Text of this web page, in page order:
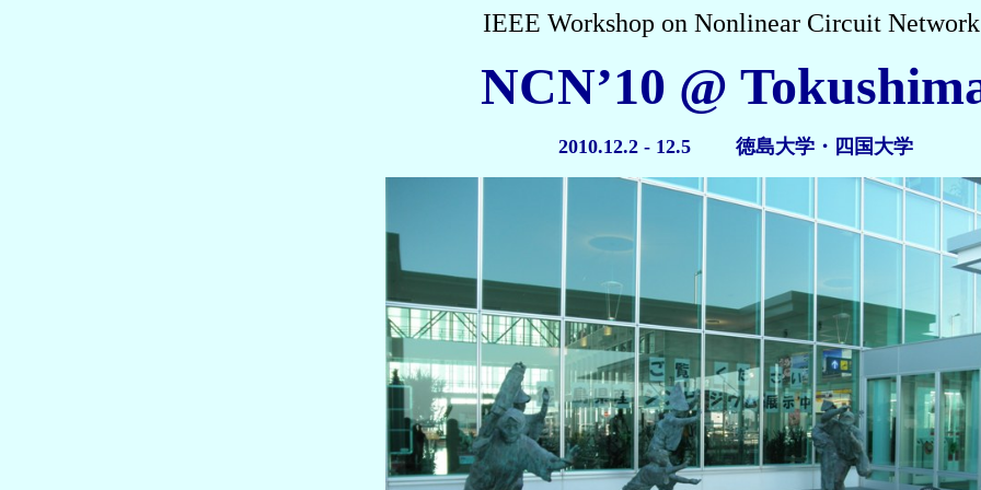
IEEE Workshop on Nonlinear Circuit
NCN’10 @
2010.12.2 - 12.5 徳島大学・四国大学